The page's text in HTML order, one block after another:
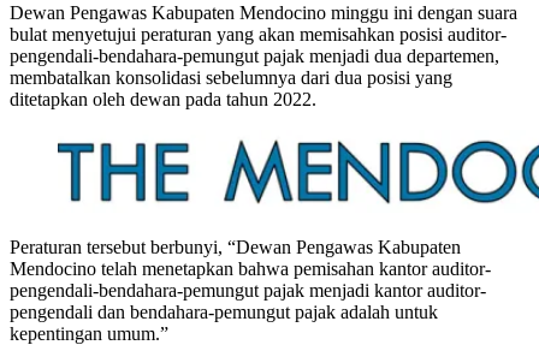
Dewan Pengawas Kabupaten Mendocino minggu ini dengan suara
bulat menyetujui peraturan yang akan memisahkan posisi auditor-
pengendali-bendahara-pemungut pajak menjadi dua departemen,
membatalkan konsolidasi sebelumnya dari dua posisi yang
ditetapkan oleh dewan pada tahun 2022.
Peraturan tersebut berbunyi, “Dewan Pengawas Kabupaten
Mendocino telah menetapkan bahwa pemisahan kantor auditor-
pengendali-bendahara-pemungut pajak menjadi kantor auditor-
pengendali dan bendahara-pemungut pajak adalah untuk
kepentingan umum.”